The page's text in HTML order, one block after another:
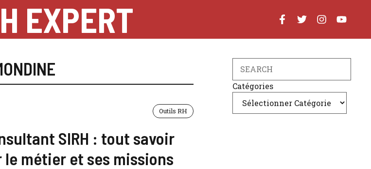
EXPERT
Outils RH
SIRH : tout savoir
le métier et ses missions
Catégories